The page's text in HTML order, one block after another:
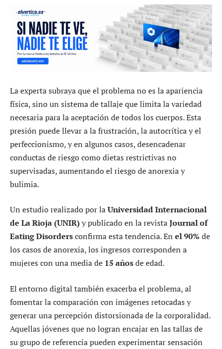
La experta subraya que el problema no es la apariencia
física, sino un sistema de tallaje que limita la variedad
necesaria para la aceptación de todos los cuerpos. Esta
presión puede llevar a la frustración, la autocrítica y el
perfeccionismo, y en algunos casos, desencadenar
conductas de riesgo como dietas restrictivas no
supervisadas, aumentando el riesgo de anorexia y
bulimia.
Un estudio realizado por laUniversidad Internacional
de La Rioja (UNIR)y publicado en la revistaJournal of
Eating Disordersconfirma esta tendencia. En el 90% de
los casos de anorexia, los ingresos corresponden a
mujeres con una media de 15 añosde edad.
El entorno digital también exacerba el problema, al
fomentar la comparación con imágenes retocadas y
generar una percepción distorsionada de la corporalidad.
Aquellas jóvenes que no logran encajar en las tallas de
su grupo de referencia pueden experimentar sensación